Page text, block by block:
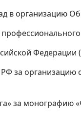
в организацию
Федерации
за организацию
за монографию